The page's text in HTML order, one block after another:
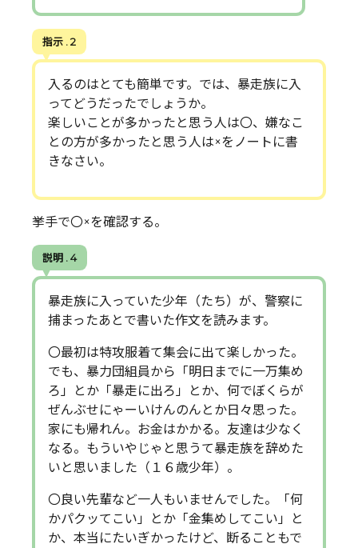
指示 . 2
入るのはとても簡単です。では、暴走族に入
ってどうだったでしょうか。
楽しいことが多かったと思う人は〇、嫌なこ
との方が多かったと思う人は×をノートに書
きなさい。
挙手で〇×を確認する。
説明 . 4
暴走族に入っていた少年（たち）が、警察に
捕まったあとで書いた作文を読みます。
〇最初は特攻服着て集会に出て楽しかった。
でも、暴力団組員から「明日までに一万集め
ろ」とか「暴走に出ろ」とか、何でぼくらが
ぜんぶせにゃーいけんのんとか日々思った。
家にも帰れん。お金はかかる。友達は少なく
なる。もういやじゃと思うて暴走族を辞めた
いと思いました（１６歳少年）。
〇良い先輩など一人もいませんでした。「何
かパクッてこい」とか「金集めしてこい」と
か、本当にたいぎかったけど、断ることもで